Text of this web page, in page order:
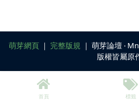
萌芽網頁｜ 完整版規 ｜ 萌芽論壇 ‧
版權皆屬原
首頁 標籤